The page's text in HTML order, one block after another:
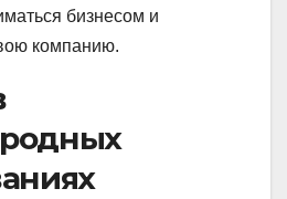
бизнесом и
компанию.